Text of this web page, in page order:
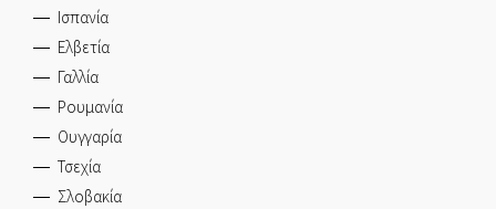
Ισπανία
Ελβετία
Γαλλία
Ρουμανία
Ουγγαρία
Τσεχία
Σλοβακία